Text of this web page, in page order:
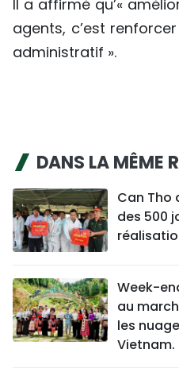
Il a affirmé qu’«
agents, c’est
administratif ».
DANS LA MÊME
Can Tho
des 500
Week-
au
les
Vietnam.